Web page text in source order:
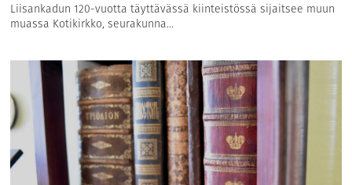
Liisankadun 120-vuotta täyttävässä kiinteistössä sijaitsee muun
muassa Kotikirkko, seurakunna...